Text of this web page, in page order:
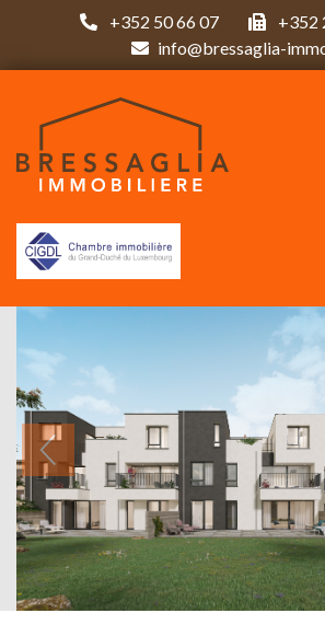
+352 50 66 07
+352
info@bressaglia-